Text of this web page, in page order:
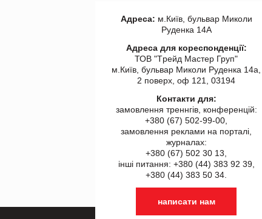
Адреса: м.Київ, бульвар Миколи
Руденка 14А
Адреса для кореспонденції:
ТОВ "Tрейд Мастер Груп"
м.Київ, бульвар Миколи Руденка 14а,
2 поверх, оф 121, 03194
Контакти для:
замовлення треннгів, конференцій:
+380 (67) 502-99-00,
замовлення реклами на порталі,
журналах:
+380 (67) 502 30 13,
інші питання: +380 (44) 383 92 39,
+380 (44) 383 50 34.
написати нам